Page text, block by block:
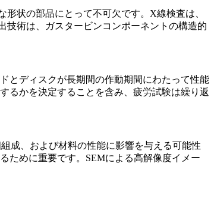
状の部品にとって不可欠です。X線検査は、
技術は、ガスタービンコンポーネントの構造的
とディスクが長期間の作動期間にわたって性能
るかを決定することを含み、疲労試験は繰り返
成、および材料の性能に影響を与える可能性
ために重要です。 SEMによる高解像度イメー